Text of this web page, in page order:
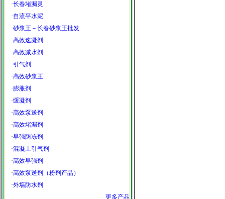
·长春堵漏灵
·自流平水泥
·砂浆王－长春砂浆王批发
·高效速凝剂
·高效减水剂
·引气剂
·高效砂浆王
·膨胀剂
·缓凝剂
·高效泵送剂
·高效堵漏剂
·早强防冻剂
·混凝土引气剂
·高效早强剂
·高效泵送剂（粉剂产品）
·外墙防水剂
更多产品